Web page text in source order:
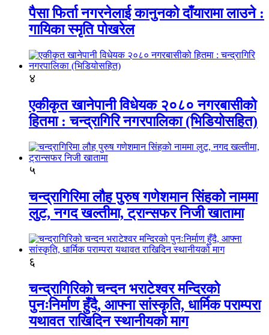
पैसा फिर्ता नगरनेलाई कानुनको दाँयारामा लाउने :
गायिका स्‍मृति पोखरेल
४
एकीकृत खानेपानी विधेयक २०८० नगरबासीको
हितमा : चन्द्रागिरि नगरपालिका (भिडियोसहित)
५
चन्द्रागिरिमा लौह पुरुष गणेशमान सिंहको नाममा
लुट, नगद खल्तीमा, ट्रान्सफर निजी खातामा
६
चन्द्रागिरिको चन्दन भराटेश्वर मन्दिरको
पुनःनिर्माण हुँदै, आफ्ना सांस्कृति, धार्मिक पराम्परा
यथावत राखिदिन स्थानीयको माग